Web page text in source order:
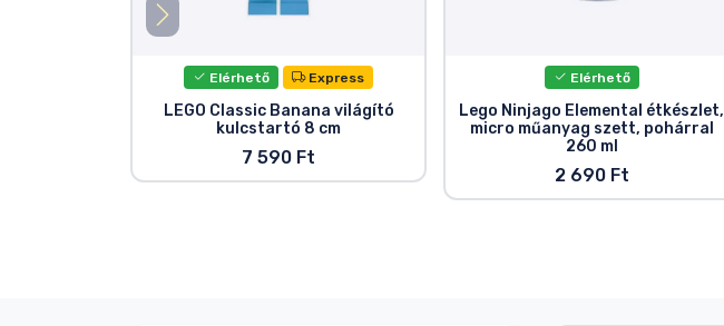
Elérhető Express
LEGO Classic Banana világító
kulcstartó 8 cm
7 590 Ft
Elérhető
Lego Ninjago Elemental étkészlet,
micro műanyag szett, pohárral
260 ml
2 690 Ft